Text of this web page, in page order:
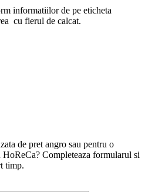
informatiilor de pe eticheta
cu fierul de calcat.
de pret angro sau pentru o
Completeaza formularul si
timp.